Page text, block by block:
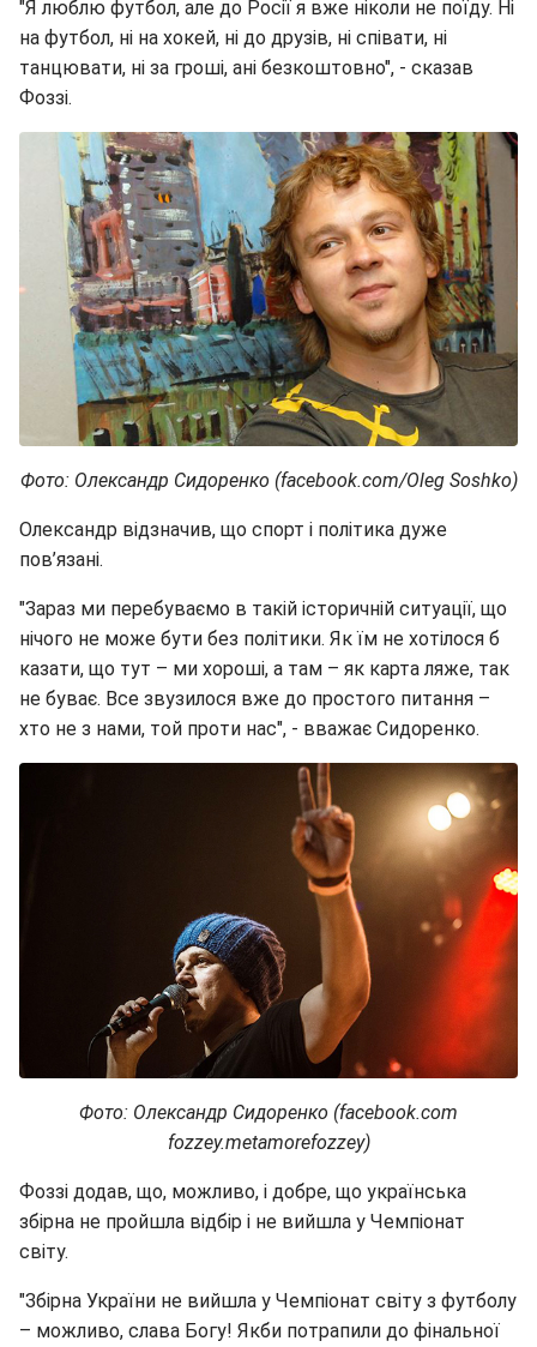
"Я люблю футбол, але до Росії я вже ніколи не поїду. Ні
на футбол, ні на хокей, ні до друзів, ні співати, ні
танцювати, ні за гроші, ані безкоштовно", - сказав
Фоззі.
Фото: Олександр Сидоренко (facebook.com/Oleg Soshko)
Олександр відзначив, що спорт і політика дуже
пов’язані.
"Зараз ми перебуваємо в такій історичній ситуації, що
нічого не може бути без політики. Як їм не хотілося б
казати, що тут – ми хороші, а там – як карта ляже, так
не буває. Все звузилося вже до простого питання –
хто не з нами, той проти нас", - вважає Сидоренко.
Фото: Олександр Сидоренко (facebook.com
fozzey.metamorefozzey)
Фоззі додав, що, можливо, і добре, що українська
збірна не пройшла відбір і не вийшла у Чемпіонат
світу.
"Збірна України не вийшла у Чемпіонат світу з футболу
– можливо, слава Богу! Якби потрапили до фінальної